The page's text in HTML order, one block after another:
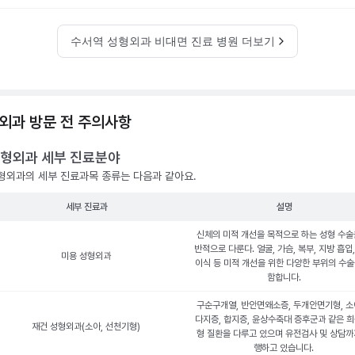
수서역 성형외과 비대면 진료 병원 더보기
과 방문 전 주의사항
외과 세부 진료분야
외과의 세부 진료과목 종류는 다음과 같아요.
세부 진료과 설명
미용 성형외과
신체의 미적 개선을 목적으로 하는 성형 수술
반적으로 다룬다. 얼굴, 가슴, 복부, 지방 흡입
이식 등 미적 개선을 위한 다양한 부위의 수
함합니다.
재건 성형외과(소아, 선천기형)
구순구개열, 반안면왜소증, 두개안면기형, 소
다지증, 합지증, 윤상수축대 증후군과 같은 희
형 질환을 다루고 있으며 유전검사 및 상담까
행하고 있습니다.